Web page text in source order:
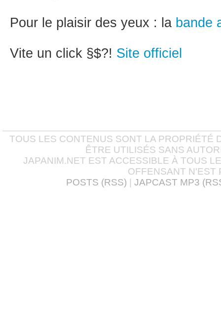
Pour le plaisir des yeux : la bande
Vite un click §$?! Site officiel
TOUS LES CONTENUS SONT LA PROPRIÉTÉ
ÊTRE UTILISÉS SANS
JAPANIM.NET EST ACCESSIBLE À TOUS
OFFENSANT N'EST
POSTS (RSS)
JAPCAST MP3